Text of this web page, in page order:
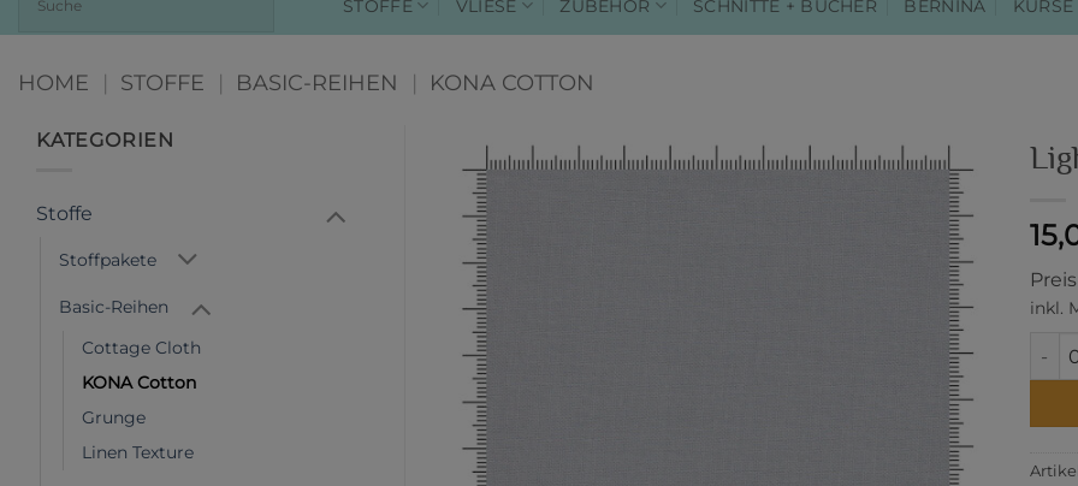
STOFFE VLIESE ZUBEHÖR SCHNITTE + BÜCHER BERNINA KURSE
HOME | STOFFE | BASIC-REIHEN | KONA COTTON
KATEGORIEN
Stoffe
Stoffpakete
Basic-Reihen
Cottage Cloth
KONA Cotton
Grunge
Linen Texture
inkl.